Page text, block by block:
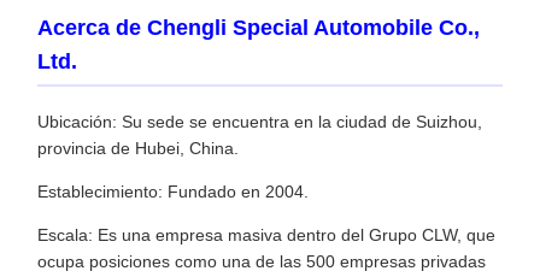
Acerca de Chengli Special Automobile Co.,
Ltd.
Ubicación: Su sede se encuentra en la ciudad de Suizhou,
provincia de Hubei, China.
Establecimiento: Fundado en 2004.
Escala: Es una empresa masiva dentro del Grupo CLW, que
ocupa posiciones como una de las 500 empresas privadas